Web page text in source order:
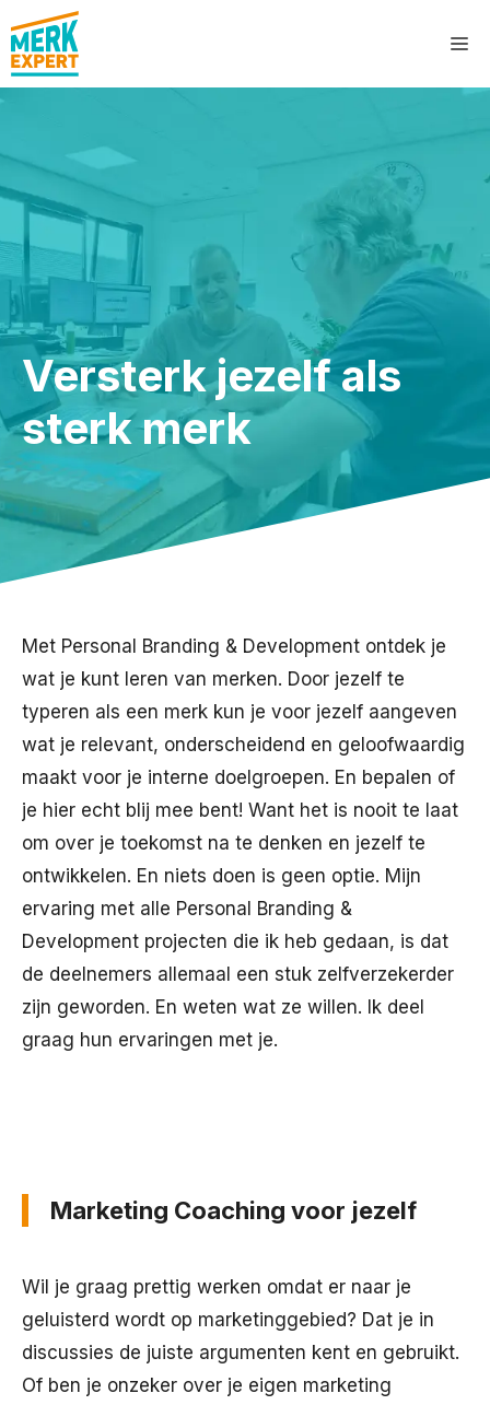
naar
de
Versterk jezelf als
sterk merk
Met Personal Branding & Development ontdek je
wat je kunt leren van merken. Door jezelf te
typeren als een merk kun je voor jezelf aangeven
wat je relevant, onderscheidend en geloofwaardig
maakt voor je interne doelgroepen. En bepalen of
je hier echt blij mee bent! Want het is nooit te laat
om over je toekomst na te denken en jezelf te
ontwikkelen. En niets doen is geen optie. Mijn
ervaring met alle Personal Branding &
Development projecten die ik heb gedaan, is dat
de deelnemers allemaal een stuk zelfverzekerder
zijn geworden. En weten wat ze willen. Ik deel
graag hun ervaringen met je.
Marketing Coaching voor jezelf
Wil je graag prettig werken omdat er naar je
geluisterd wordt op marketinggebied? Dat je in
discussies de juiste argumenten kent en gebruikt.
Of ben je onzeker over je eigen marketing